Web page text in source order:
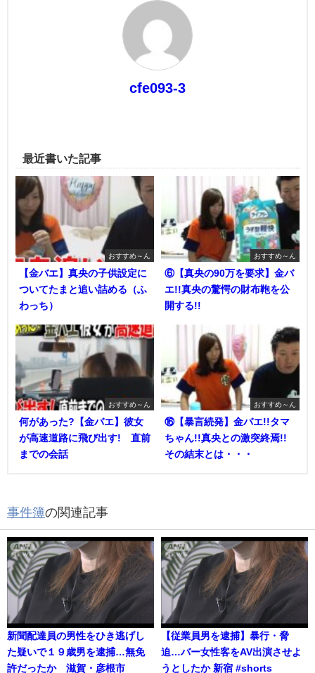
cfe093-3
最近書いた記事
おすすめ～ん
【金バエ】真央の子供設定に
ついてたまと追い詰める（ふ
わっち）
おすすめ～ん
⑥【真央の90万を要求】金バ
エ!!真央の驚愕の財布鞄を公
開する!!
おすすめ～ん
何があった?【金バエ】彼女
が高速道路に飛び出す! 直前
までの会話
おすすめ～ん
⑯【暴言続発】金バエ!!タマ
ちゃん!!真央との激突終焉!!
その結末とは・・・
事件簿の関連記事
新聞配達員の男性をひき逃げし
た疑いで１９歳男を逮捕…無免
許だったか 滋賀・彦根市
【従業員男を逮捕】暴行・脅
迫…バー女性客をAV出演させよ
うとしたか 新宿 #shorts